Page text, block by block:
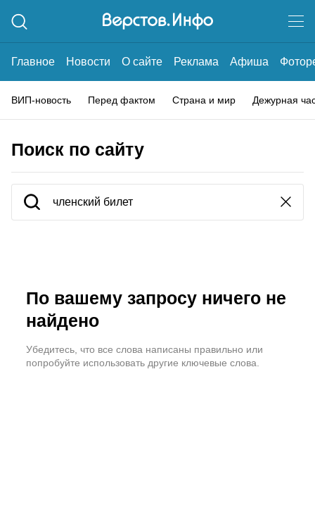
Главное Новости О сайте Реклама Афиша
ВИП-новость Перед фактом Страна и мир Дежурная
Поиск по сайту
По вашему запросу ничего не
найдено
Убедитесь, что все слова написаны правильно или
попробуйте использовать другие ключевые слова.